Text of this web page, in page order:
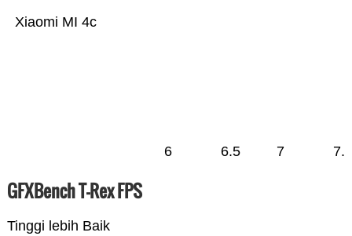
Xiaomi MI 4c
6 6.5 7 7.5
GFXBench T-Rex FPS
Tinggi lebih Baik